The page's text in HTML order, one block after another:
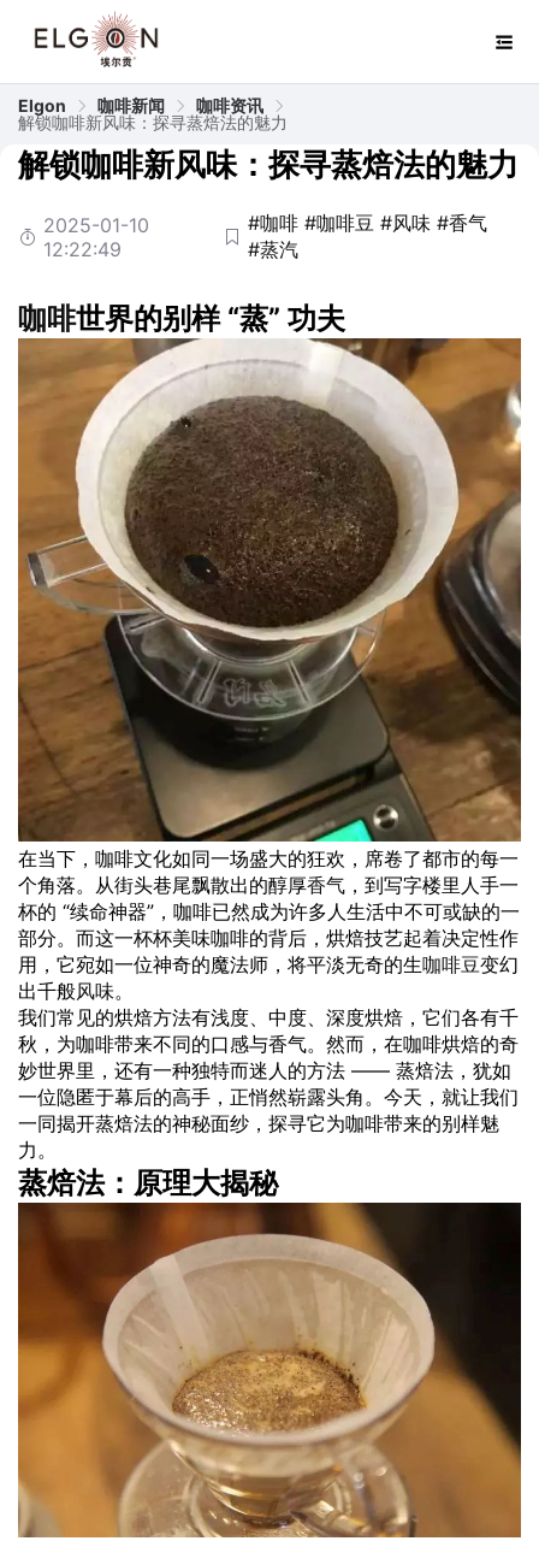
Elgon 咖啡新闻
咖啡资讯
解锁咖啡新风味：探寻蒸焙法的魅力
解锁咖啡新风味：探寻蒸焙法的魅力
2025-01-10
12:22:49
#咖啡 #咖啡豆 #风味 #香气
#蒸汽
咖啡世界的别样 “蒸” 功夫
在当下，咖啡文化如同一场盛大的狂欢，席卷了都市的每一
个角落。从街头巷尾飘散出的醇厚香气 ，到写字楼里人手一
杯的 “续命神器”，咖啡已然成为许多人生活中不可或缺的一
部分。而这一杯杯美味咖啡的背后，烘焙技艺起着决定性作
用，它宛如一位神奇的魔法师，将平淡无奇的生咖啡豆变幻
出千般风味。
我们常见的烘焙方法有浅度、中度、深度烘焙，它们各有千
秋，为咖啡带来不同的口感与香气。然而，在咖啡烘焙的奇
妙世界里，还有一种独特而迷人的方法 —— 蒸焙法，犹如
一位隐匿于幕后的高手，正悄然崭露头角。今天，就让我们
一同揭开蒸焙法的神秘面纱，探寻它为咖啡带来的别样魅
力。
蒸焙法：原理大揭秘